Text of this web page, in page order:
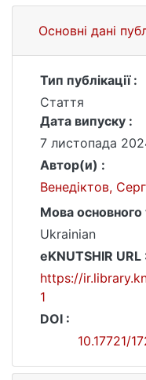
Основні дані
Тип публікації :
Стаття
Дата випуску :
7 листопада
Автор(и) :
Венедіктов,
Мова основного
Ukrainian
eKNUTSHIR URL
https://
1
DOI :
10.17721/